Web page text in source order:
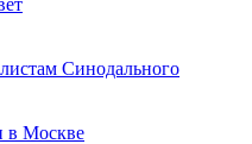
Синодального
в Москве